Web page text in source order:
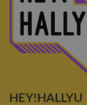
HEY!HALLYU